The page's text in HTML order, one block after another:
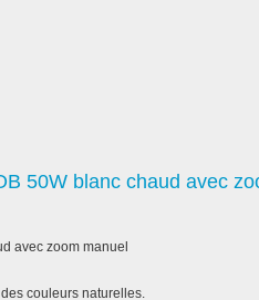
50W blanc chaud avec
avec zoom manuel
couleurs naturelles.